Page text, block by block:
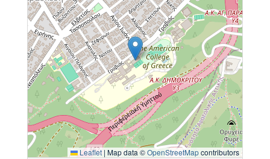
Leaflet | Map data ©OpenStreetMapcontributors